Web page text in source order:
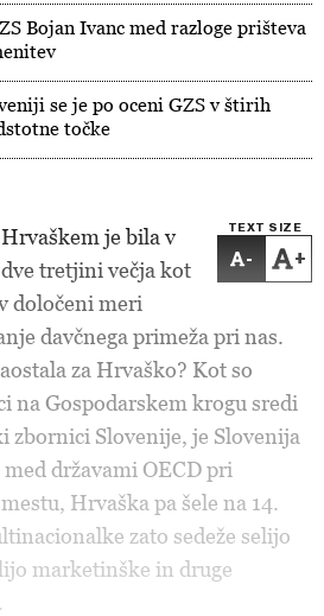
Bojan Ivanc med razloge prišteva
se je po oceni GZS v štirih
točke
TEXT SIZE
- +
je bila v
tretjini večja kot
določeni meri
davčnega primeža pri nas.
za Hrvaško? Kot so
na Gospodarskem krogu sredi
zbornici Slovenije, je Slovenija
državami OECD pri
Hrvaška pa šele na 14.
zato sedeže selijo
marketinške in druge